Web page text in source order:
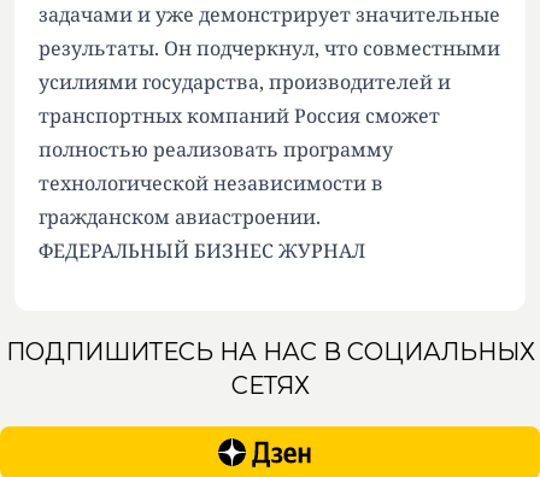
задачами и уже демонстрирует значительные
результаты. Он подчеркнул, что совместными
усилиями государства, производителей и
транспортных компаний Россия сможет
полностью реализовать программу
технологической независимости в
гражданском авиастроении.
ФЕДЕРАЛЬНЫЙ БИЗНЕС ЖУРНАЛ
ПОДПИШИТЕСЬ НА НАС В СОЦИАЛЬНЫХ
СЕТЯХ